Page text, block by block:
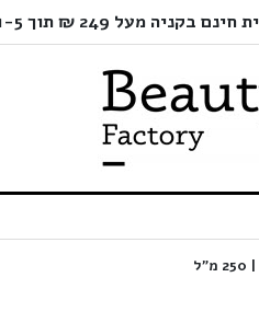
מעל 249 ₪ תוך 1-5 ימי עסקים בלבד!